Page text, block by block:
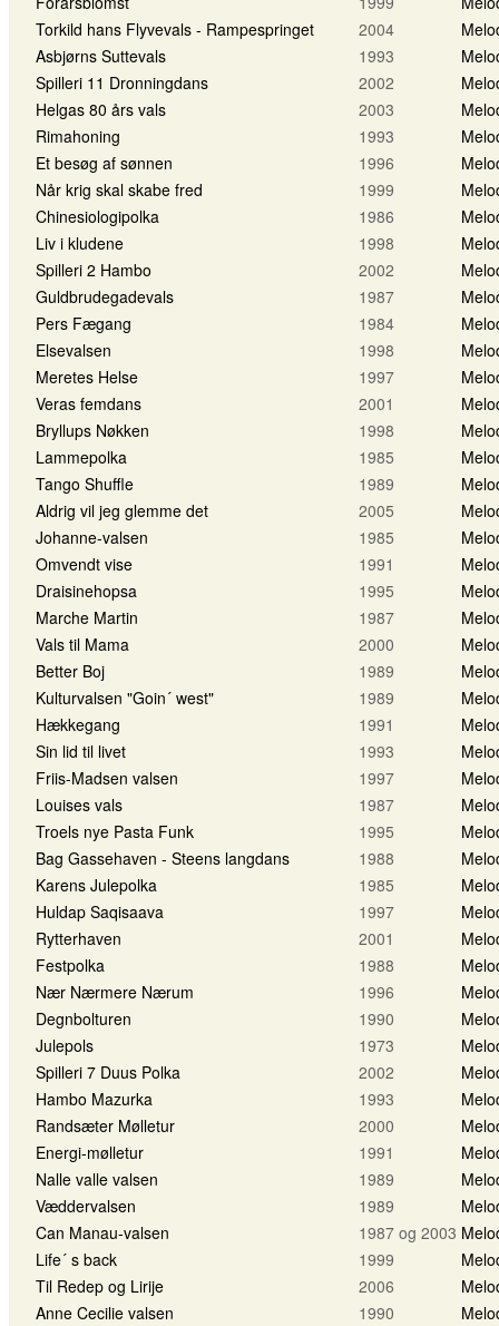
Torkild hans Flyvevals - Rampespringet
2004
Asbjørns Suttevals
1993
Spilleri 11 Dronningdans
2002
Helgas 80 års vals
2003
Rimahoning
1993
Et besøg af sønnen
1996
Når krig skal skabe fred
1999
Chinesiologipolka
1986
Liv i kludene
1998
Spilleri 2 Hambo
2002
Guldbrudegadevals
1987
Pers Fægang
1984
Elsevalsen
1998
Meretes Helse
1997
Veras femdans
2001
Bryllups Nøkken
1998
Lammepolka
1985
Tango Shuffle
1989
Aldrig vil jeg glemme det
2005
Johanne-valsen
1985
Omvendt vise
1991
Draisinehopsa
1995
Marche Martin
1987
Vals til Mama
2000
Better Boj
1989
Kulturvalsen "Goin´ west"
1989
Hækkegang
1991
Sin lid til livet
1993
Friis-Madsen valsen
1997
Louises vals
1987
Troels nye Pasta Funk
1995
Bag Gassehaven - Steens langdans
1988
Karens Julepolka
1985
Huldap Saqisaava
1997
Rytterhaven
2001
Festpolka
1988
Nær Nærmere Nærum
1996
Degnbolturen
1990
Julepols
1973
Spilleri 7 Duus Polka
2002
Hambo Mazurka
1993
Randsæter Mølletur
2000
Energi-mølletur
1991
Nalle valle valsen
1989
Væddervalsen
1989
Can Manau-valsen
1987 og 2003
Life´ s back
1999
Til Redep og Lirije
2006
Anne Cecilie valsen
1990